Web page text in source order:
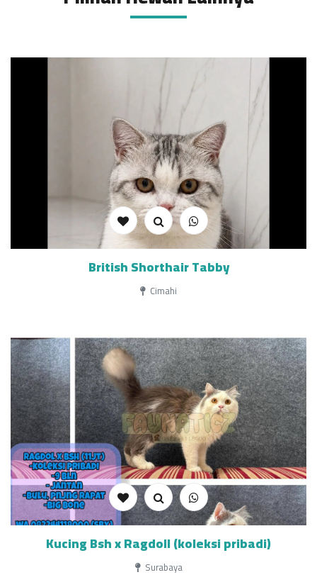
British Shorthair Tabby
Cimahi
Kucing Bsh x Ragdoll (koleksi pribadi)
Surabaya